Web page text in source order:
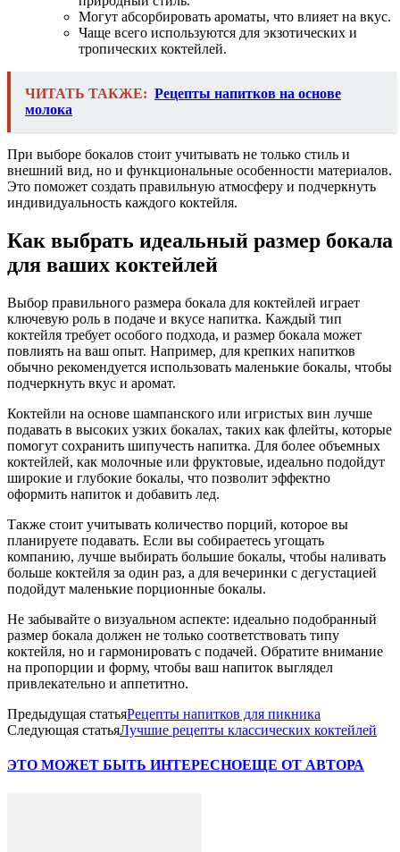
Могут абсорбировать ароматы, что влияет на вкус.
Чаще всего используются для экзотических и
тропических коктейлей.
ЧИТАТЬ ТАКЖЕ: Рецепты напитков на основе
молока
При выборе бокалов стоит учитывать не только стиль и
внешний вид, но и функциональные особенности материалов.
Это поможет создать правильную атмосферу и подчеркнуть
индивидуальность каждого коктейля.
Как выбрать идеальный размер бокала
для ваших коктейлей
Выбор правильного размера бокала для коктейлей играет
ключевую роль в подаче и вкусе напитка. Каждый тип
коктейля требует особого подхода, и размер бокала может
повлиять на ваш опыт. Например, для крепких напитков
обычно рекомендуется использовать маленькие бокалы, чтобы
подчеркнуть вкус и аромат.
Коктейли на основе шампанского или игристых вин лучше
подавать в высоких узких бокалах, таких как флейты, которые
помогут сохранить шипучесть напитка. Для более объемных
коктейлей, как молочные или фруктовые, идеально подойдут
широкие и глубокие бокалы, что позволит эффектно
оформить напиток и добавить лед.
Также стоит учитывать количество порций, которое вы
планируете подавать. Если вы собираетесь угощать
компанию, лучше выбирать большие бокалы, чтобы наливать
больше коктейля за один раз, а для вечеринки с дегустацией
подойдут маленькие порционные бокалы.
Не забывайте о визуальном аспекте: идеально подобранный
размер бокала должен не только соответствовать типу
коктейля, но и гармонировать с подачей. Обратите внимание
на пропорции и форму, чтобы ваш напиток выглядел
привлекательно и аппетитно.
Предыдущая статьяРецепты напитков для пикника
Следующая статьяЛучшие рецепты классических коктейлей
ЭТО МОЖЕТ БЫТЬ ИНТЕРЕСНОЕЩЕ ОТ АВТОРА